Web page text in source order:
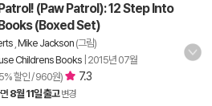
(Paw Patrol): 12 Step Into
(Boxed Set)
Mike Jackson (그림)
Childrens Books 2015년 07월
할인 / 960원) 7.3
8월 11일 출고 변경